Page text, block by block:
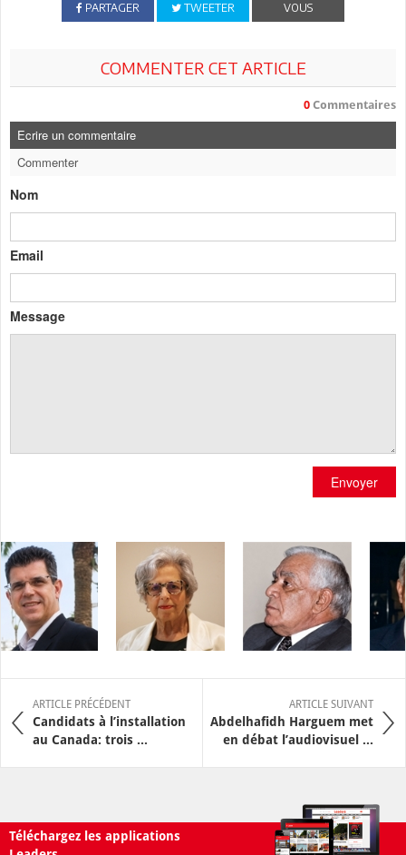
PARTAGER TWEETER
VOUS
COMMENTER CET ARTICLE
0 Commentaires
Ecrire un commentaire
Commenter
Nom
Email
Message
Envoyer
ARTICLE PRÉCÉDENT
Candidats à l’installation
au Canada: trois ...
ARTICLE SUIVANT
Abdelhafidh Harguem met
en débat l’audiovisuel ...
Téléchargez les applications